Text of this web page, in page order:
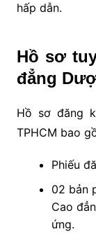
hấp dẫn.
Hồ sơ
đẳng
Hồ sơ đăng
TPHCM bao
Phiếu
02 bản
Cao
ứng.